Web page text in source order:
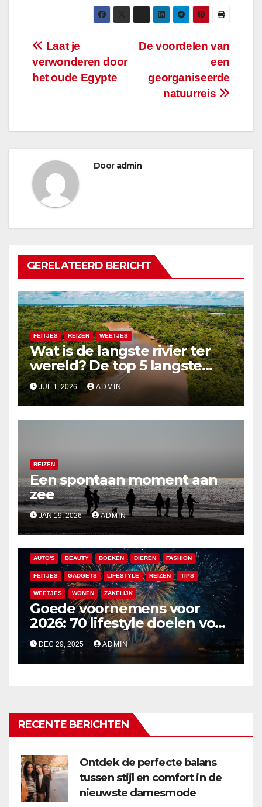
Bericht
navigatie
De voordelen van
een
georganiseerde
natuurreis
Laat je
verwonderen door
het oude Egypte
Door admin
GERELATEERD BERICHT
FEITJES REIZEN WEETJES
Wat is de langste rivier ter
wereld? De top 5 langste
rivieren uitgelegd
JUL 1, 2026 ADMIN
REIZEN
Een spontaan moment aan
zee
JAN 19, 2026 ADMIN
AUTO'S BEAUTY BOEKEN DIEREN FASHION
FEITJES GADGETS LIFESTYLE REIZEN TIPS
WEETJES WONEN ZAKELIJK
Goede voornemens voor
2026: 70 lifestyle doelen voor
een veelzijdig en leuk jaar
DEC 29, 2025 ADMIN
RECENTE BERICHTEN
Ontdek de perfecte balans
tussen stijl en comfort in de
nieuwste damesmode